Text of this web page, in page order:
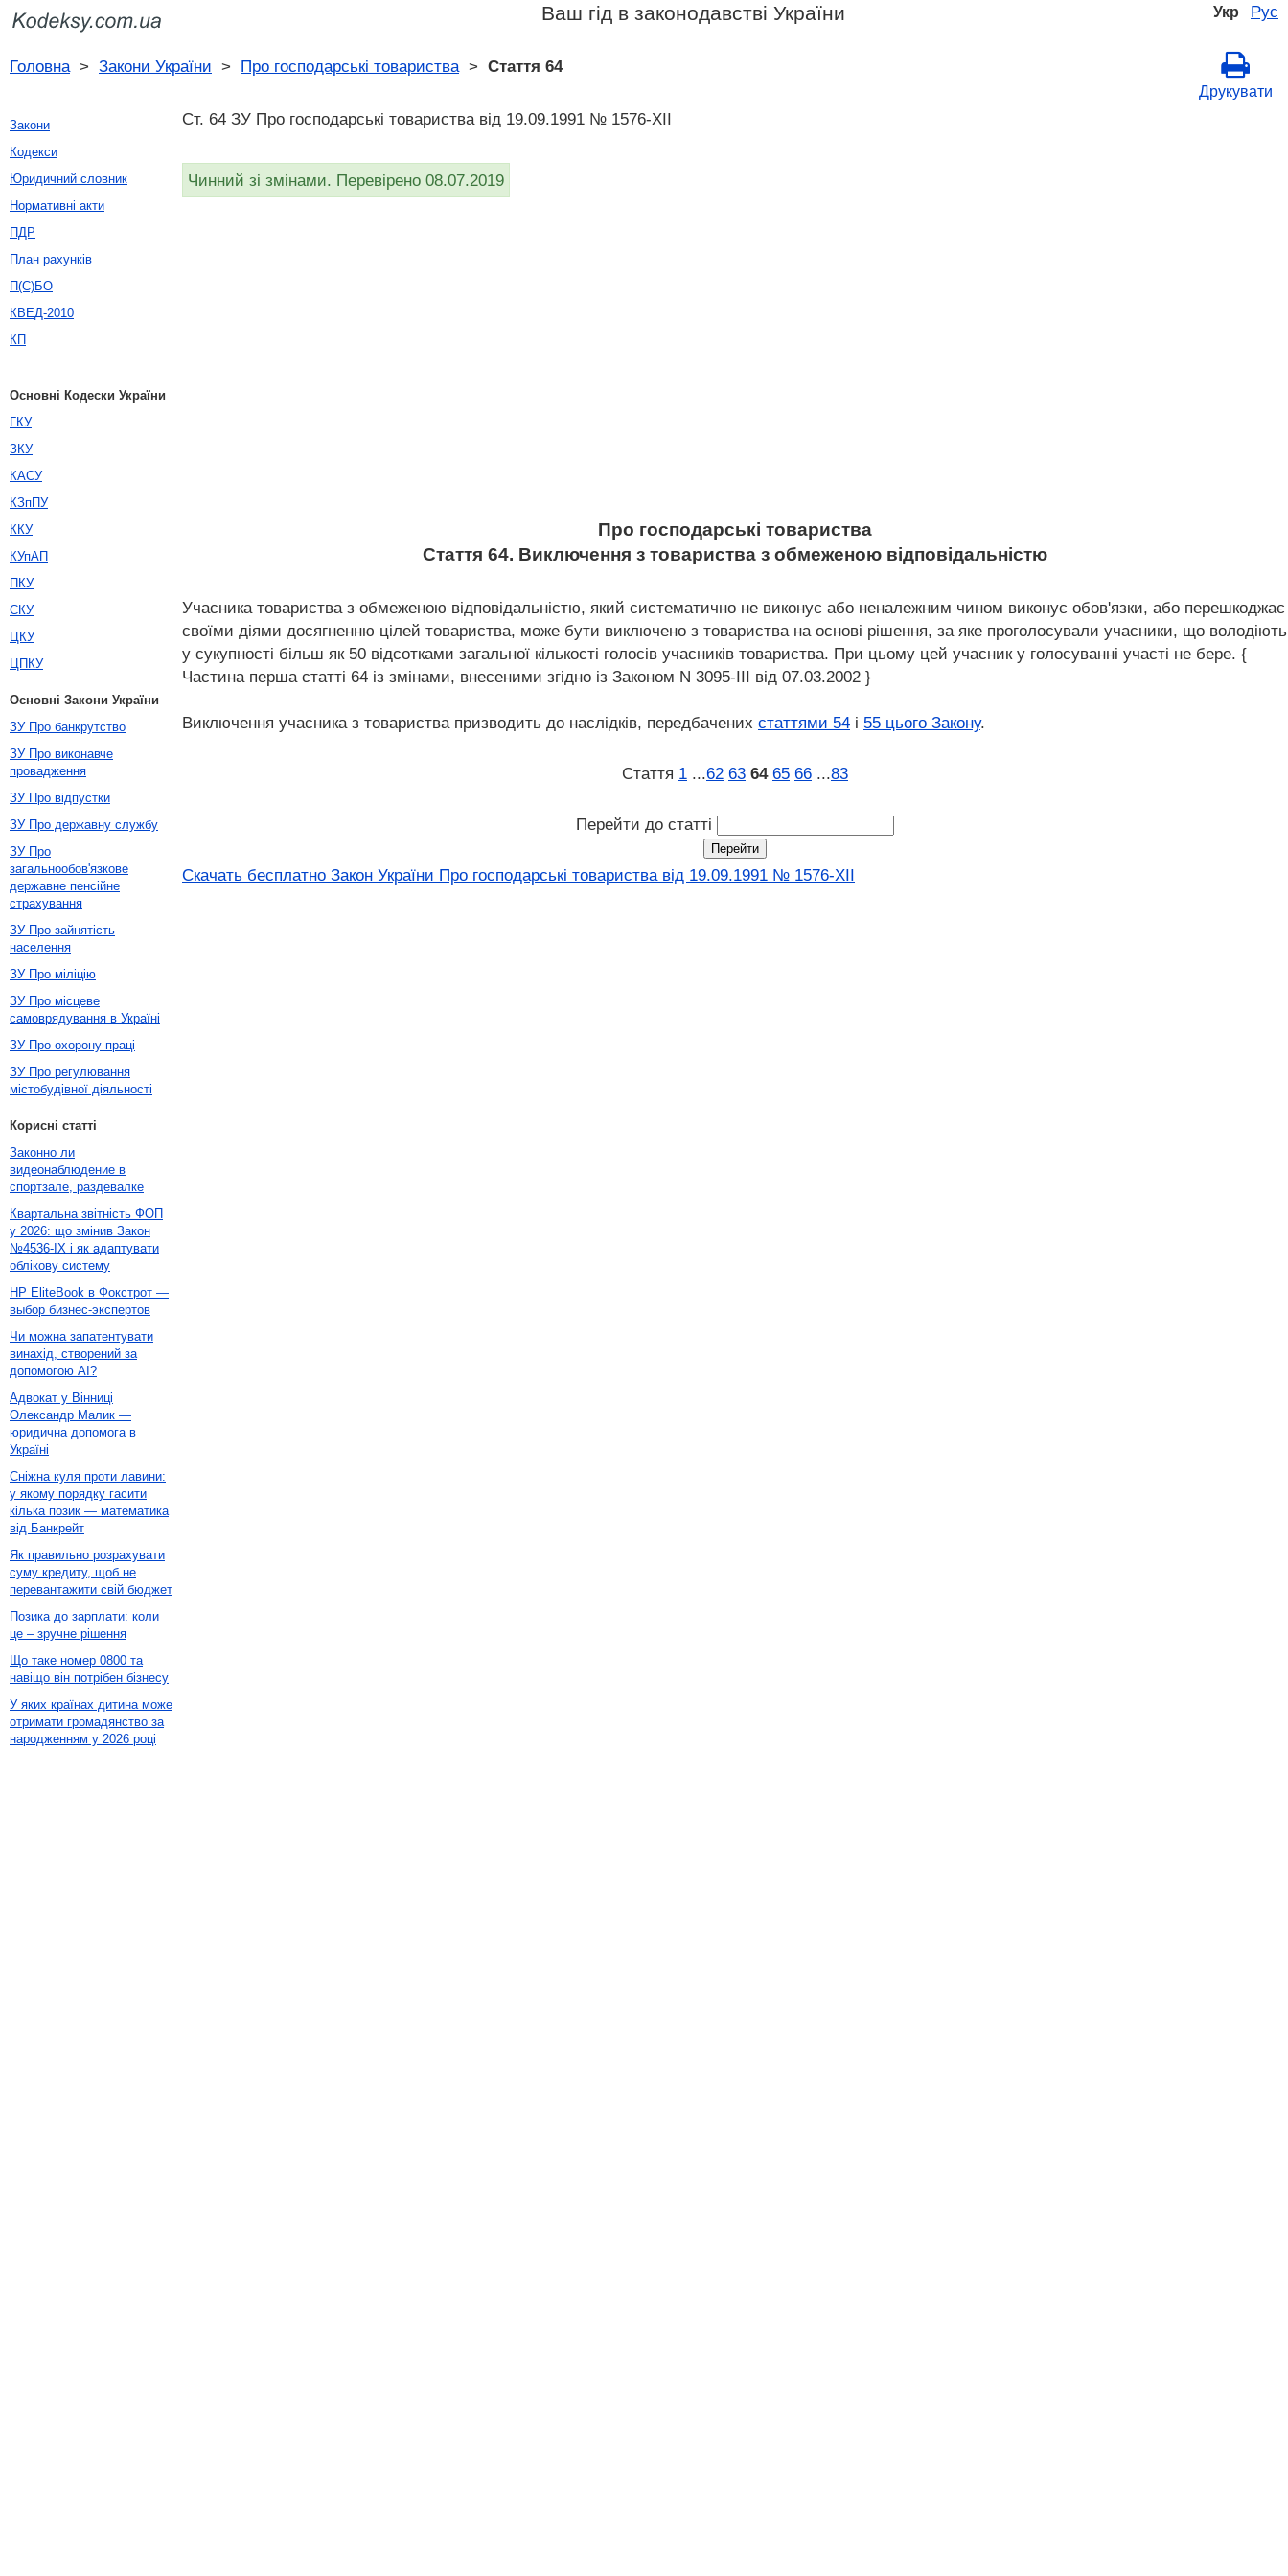
Укр Рус
Ваш гід в законодавстві України
Головна> Закони України > Про господарські товариства> Стаття 64
Друкувати
Ст. 64 ЗУ Про господарські товариства вiд 19.09.1991 № 1576-XII
Чинний зі змінами. Перевірено 08.07.2019
Про господарські товариства
Стаття 64. Виключення з товариства з обмеженою відповідальністю
Учасника товариства з обмеженою відповідальністю, який систематично не виконує або неналежним чином виконує обов'язки, або перешкоджає
своїми діями досягненню цілей товариства, може бути виключено з товариства на основі рішення, за яке проголосували учасники, що володіють
у сукупності більш як 50 відсотками загальної кількості голосів учасників товариства. При цьому цей учасник у голосуванні участі не бере. {
Частина перша статті 64 із змінами, внесеними згідно із Законом N 3095-III від 07.03.2002 }
Виключення учасника з товариства призводить до наслідків, передбачених статтями 54 і 55 цього Закону.
Стаття 1 ...62 63 64 65 66 ...83
Перейти до статті
Скачать бесплатно Закон України Про господарські товариства вiд 19.09.1991 № 1576-XII
Закони
Кодекси
Юридичний словник
Нормативні акти
ПДР
План рахунків
П(С)БО
КВЕД-2010
КП
Основні Кодески України
ГКУ
ЗКУ
КАСУ
КЗпПУ
ККУ
КУпАП
ПКУ
СКУ
ЦКУ
ЦПКУ
Основні Закони України
ЗУ Про банкрутство
ЗУ Про виконавче
провадження
ЗУ Про відпустки
ЗУ Про державну службу
ЗУ Про
загальнообов'язкове
державне пенсійне
страхування
ЗУ Про зайнятість
населення
ЗУ Про міліцію
ЗУ Про місцеве
самоврядування в Україні
ЗУ Про охорону праці
ЗУ Про регулювання
містобудівної діяльності
Корисні статті
Законно ли
видеонаблюдение в
спортзале, раздевалке
Квартальна звітність ФОП
у 2026: що змінив Закон
№4536-IX і як адаптувати
облікову систему
HP EliteBook в Фокстрот —
выбор бизнес-экспертов
Чи можна запатентувати
винахід, створений за
допомогою AI?
Адвокат у Вінниці
Олександр Малик —
юридична допомога в
Україні
Сніжна куля проти лавини:
у якому порядку гасити
кілька позик — математика
від Банкрейт
Як правильно розрахувати
суму кредиту, щоб не
перевантажити свій бюджет
Позика до зарплати: коли
це – зручне рішення
Що таке номер 0800 та
навіщо він потрібен бізнесу
У яких країнах дитина може
отримати громадянство за
народженням у 2026 році